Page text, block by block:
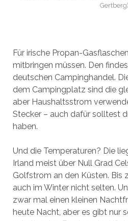
Gertberg)
Für irische Propan-
mitbringen müssen. Den
deutschen Campinghandel.
dem Campingplatz sind die
aber Haushaltsstrom
Stecker – auch dafür solltest
haben.
Und die Temperaturen? Die
Irland meist über Null Grad
Golfstrom an den Küsten. Bis
auch im Winter nicht selten.
zwar mal einen kleinen
heute Nacht, aber es gibt nur